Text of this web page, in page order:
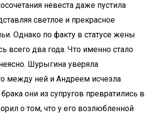
невеста даже пустила
светлое и прекрасное
Однако по факту в статусе жены
всего два года. Что именно стало
Шурыгина уверяла
между ней и Андреем исчезла
они из супругов превратились в
о том, что у его возлюбленной